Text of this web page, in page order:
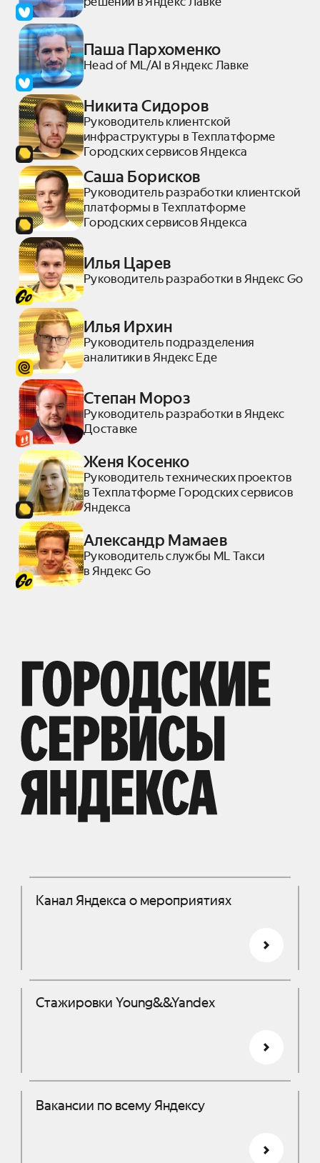
Паша Пархоменко
Head of ML/AI в Яндекс Лавке
Никита Сидоров
Руководитель клиентской
инфраструктуры в Техплатформе
Городских сервисов Яндекса
Саша Борисков
Руководитель разработки клиентской
платформы в Техплатформе
Городских сервисов Яндекса
Илья Царев
Руководитель разработки в Яндекс Go
Илья Ирхин
Руководитель подразделения
аналитики в Яндекс Еде
Степан Мороз
Руководитель разработки в Яндекс
Доставке
Женя Косенко
Руководитель технических проектов
в Техплатформе Городских сервисов
Яндекса
Александр Мамаев
Руководитель службы ML Такси
в Яндекс Go
Канал Яндекса о мероприятиях
Стажировки Young&&Yandex
Вакансии по всему Яндексу